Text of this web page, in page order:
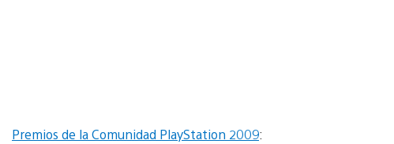
Premios de la Comunidad PlayStation 2009: